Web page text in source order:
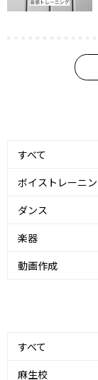
すべて
ボイストレーニ
ダンス
楽器
動画作成
すべて
麻生校